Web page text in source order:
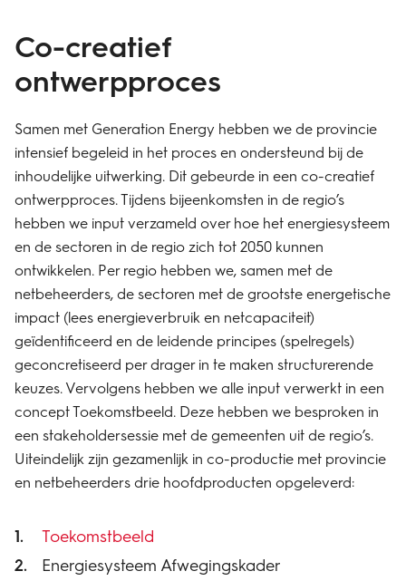
Co-creatief
ontwerpproces
Samen met Generation Energy hebben we de provincie
intensief begeleid in het proces en ondersteund bij de
inhoudelijke uitwerking. Dit gebeurde in een co-creatief
ontwerpproces. Tijdens bijeenkomsten in de regio’s
hebben we input verzameld over hoe het energiesysteem
en de sectoren in de regio zich tot 2050 kunnen
ontwikkelen. Per regio hebben we, samen met de
netbeheerders, de sectoren met de grootste energetische
impact (lees energieverbruik en netcapaciteit)
geïdentificeerd en de leidende principes (spelregels)
geconcretiseerd per drager in te maken structurerende
keuzes. Vervolgens hebben we alle input verwerkt in een
concept Toekomstbeeld. Deze hebben we besproken in
een stakeholdersessie met de gemeenten uit de regio’s.
Uiteindelijk zijn gezamenlijk in co-productie met provincie
en netbeheerders drie hoofdproducten opgeleverd:
Toekomstbeeld
Energiesysteem Afwegingskader